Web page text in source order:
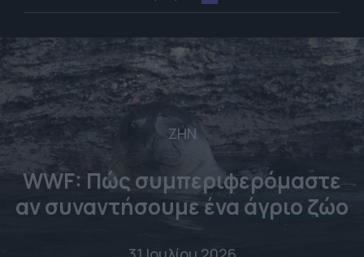
ΖΗΝ
WWF: Πώς συμπεριφερόμαστε
αν συναντήσουμε ένα άγριο ζώο